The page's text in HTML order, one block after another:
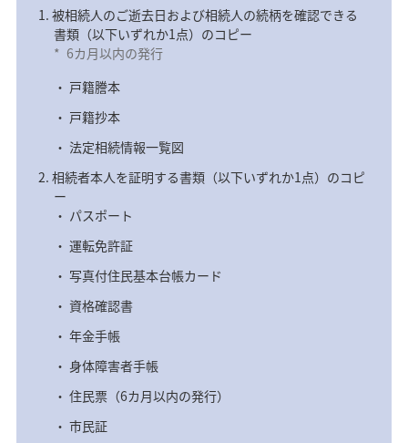
被相続人のご逝去日および相続人の続柄を確認できる
書類（以下いずれか1点）のコピー
* 6カ月以内の発行
戸籍謄本
戸籍抄本
法定相続情報一覧図
相続者本人を証明する書類（以下いずれか1点）のコピ
ー
パスポート
運転免許証
写真付住民基本台帳カード
資格確認書
年金手帳
身体障害者手帳
住民票（6カ月以内の発行）
市民証